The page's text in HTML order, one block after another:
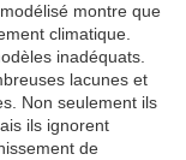
montre que
climatique.
inadéquats.
lacunes et
Non seulement ils
ils ignorent
de